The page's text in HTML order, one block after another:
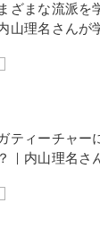
ざまな流派を
内山理名さんが
ティーチャー
｜内山理名さ